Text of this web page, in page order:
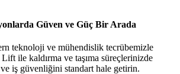
Güven ve Güç Bir Arada
teknoloji ve mühendislik tecrübemizle
ile kaldırma ve taşıma süreçlerinizde
iş güvenliğini standart hale getirin.